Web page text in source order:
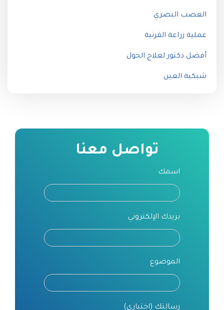
العصب البصري
عملية زراعة القرنية
أفضل دكتور لعلاج الحول
شبكية العين
تواصل معنا
اسمك
بريدك الإلكتروني
الموضوع
رسالتك (اختياري)